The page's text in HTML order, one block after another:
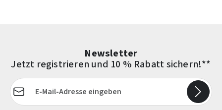
Newsletter
Jetzt registrieren und 10 % Rabatt sichern!**
E-Mail-Adresse*